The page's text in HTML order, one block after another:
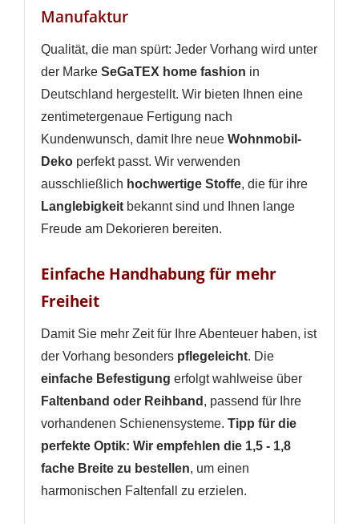
Manufaktur
Qualität, die man spürt: Jeder Vorhang wird unter
der Marke SeGaTEX home fashion in
Deutschland hergestellt. Wir bieten Ihnen eine
zentimetergenaue Fertigung nach
Kundenwunsch, damit Ihre neue Wohnmobil-
Deko perfekt passt. Wir verwenden
ausschließlich hochwertige Stoffe, die für ihre
Langlebigkeit bekannt sind und Ihnen lange
Freude am Dekorieren bereiten.
Einfache Handhabung für mehr
Freiheit
Damit Sie mehr Zeit für Ihre Abenteuer haben, ist
der Vorhang besonders pflegeleicht. Die
einfache Befestigung erfolgt wahlweise über
Faltenband oder Reihband , passend für Ihre
vorhandenen Schienensysteme. Tipp für die
perfekte Optik: Wir empfehlen die 1,5 - 1,8
fache Breite zu bestellen, um einen
harmonischen Faltenfall zu erzielen.
AUF MEINE WUNSCHLISTE
add_circle_outline Neue Liste anlegen
WUNSCHLISTE ERSTELLEN
Name der Wunschliste
ANMELDEN
Sie müssen angemeldet sein, um Artikel Ihrer
Wunschliste hinzufügen zu können.